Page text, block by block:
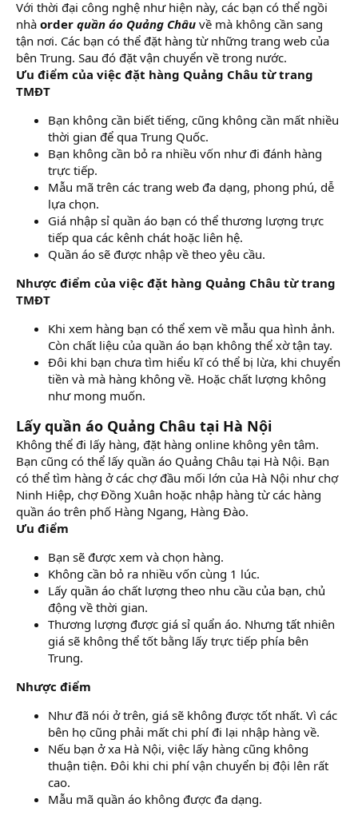
Với thời đại công nghệ như hiện này, các bạn có thể ngồi
nhà order quần áo Quảng Châu về mà không cần sang
tận nơi. Các bạn có thể đặt hàng từ những trang web của
bên Trung. Sau đó đặt vận chuyển về trong nước.
Ưu điểm của việc đặt hàng Quảng Châu từ trang
TMĐT
Bạn không cần biết tiếng, cũng không cần mất nhiều
thời gian để qua Trung Quốc.
Bạn không cần bỏ ra nhiều vốn như đi đánh hàng
trực tiếp.
Mẫu mã trên các trang web đa dạng, phong phú, dễ
lựa chọn.
Giá nhập sỉ quần áo bạn có thể thương lượng trực
tiếp qua các kênh chát hoặc liên hệ.
Quần áo sẽ được nhập về theo yêu cầu.
Nhược điểm của việc đặt hàng Quảng Châu từ trang
TMĐT
Khi xem hàng bạn có thể xem về mẫu qua hình ảnh.
Còn chất liệu của quần áo bạn không thể xờ tận tay.
Đôi khi bạn chưa tìm hiểu kĩ có thể bị lừa, khi chuyển
tiền và mà hàng không về. Hoặc chất lượng không
như mong muốn.
Lấy quần áo Quảng Châu tại Hà Nội
Không thể đi lấy hàng, đặt hàng online không yên tâm.
Bạn cũng có thể lấy quần áo Quảng Châu tại Hà Nội. Bạn
có thể tìm hàng ở các chợ đầu mối lớn của Hà Nội như chợ
Ninh Hiệp, chợ Đồng Xuân hoặc nhập hàng từ các hàng
quần áo trên phố Hàng Ngang, Hàng Đào.
Ưu điểm
Bạn sẽ được xem và chọn hàng.
Không cần bỏ ra nhiều vốn cùng 1 lúc.
Lấy quần áo chất lượng theo nhu cầu của bạn, chủ
động về thời gian.
Thương lượng được giá sỉ quẩn áo. Nhưng tất nhiên
giá sẽ không thể tốt bằng lấy trực tiếp phía bên
Trung.
Nhược điểm
Như đã nói ở trên, giá sẽ không được tốt nhất. Vì các
bên họ cũng phải mất chi phí đi lại nhập hàng về.
Nếu bạn ở xa Hà Nội, việc lấy hàng cũng không
thuận tiện. Đôi khi chi phí vận chuyển bị đội lên rất
cao.
Mẫu mã quần áo không được đa dạng.